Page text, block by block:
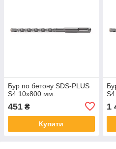
Бур по бетону SDS-PLUS
S4 10x800 мм.
451 ₴
Купити
1